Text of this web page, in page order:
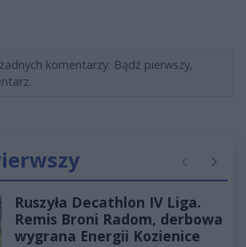
komentarzy. Bądź pierwszy,
Poprzednie
Ruszyła Decathlon IV Liga.
Remis Broni Radom, derbowa
wygrana Energii Kozienice